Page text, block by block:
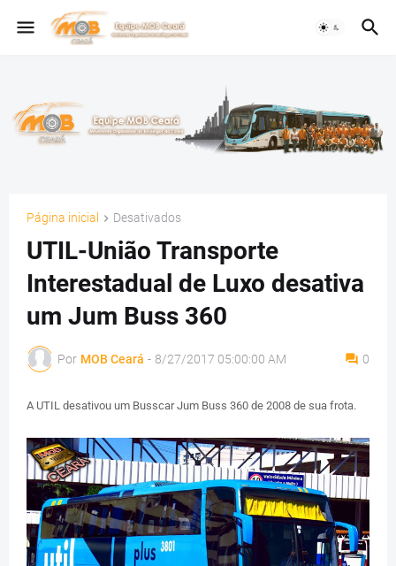
Página inicial Desativados
UTIL-União Transporte
Interestadual de Luxo desativa
um Jum Buss 360
Por MOB Ceará - 8/27/2017 05:00:00 AM 0
A UTIL desativou um Busscar Jum Buss 360 de 2008 de sua frota.